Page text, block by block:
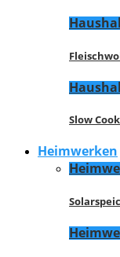
Slow
Heimwerken